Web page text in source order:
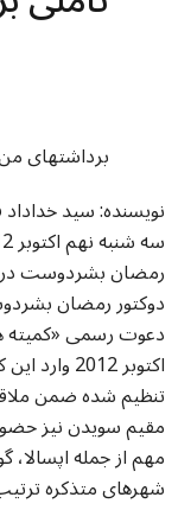
برداشتهای
نویسنده: سید
سه شنبه نهم اکتوبر 2012
رمضان بشردوست
دوکتور رمضان
اکتوبر
تنظیم شده ضمن
مقیم سویدن نیز
مهم از جمله اپسالا،
شهرهای متذکره